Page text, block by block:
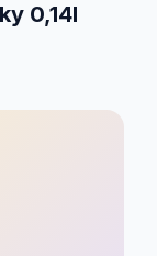
0,14l